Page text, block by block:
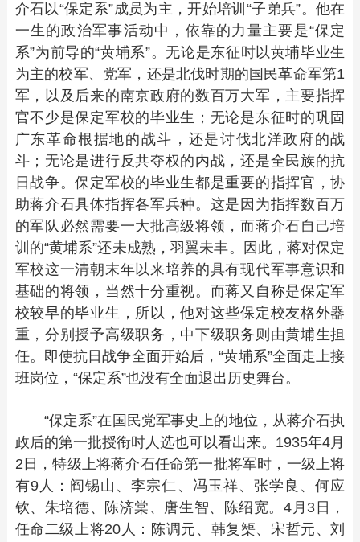
介石以“保定系”成员为主，开始培训“子弟兵”。他在
一生的政治军事活动中，依靠的力量主要是“保定
系”为前导的“黄埔系”。无论是东征时以黄埔毕业生
为主的校军、党军，还是北伐时期的国民革命军第1
军，以及后来的南京政府的数百万大军，主要指挥
官不少是保定军校的毕业生；无论是东征时的巩固
广东革命根据地的战斗，还是讨伐北洋政府的战
斗；无论是进行反共夺权的内战，还是全民族的抗
日战争。保定军校的毕业生都是重要的指挥官，协
助蒋介石具体指挥各军兵种。这是因为指挥数百万
的军队必然需要一大批高级将领，而蒋介石自己培
训的“黄埔系”还未成熟，羽翼未丰。因此，蒋对保定
军校这一清朝末年以来培养的具有现代军事意识和
基础的将领，当然十分重视。而蒋又自称是保定军
校较早的毕业生，所以，他对这些保定校友格外器
重，分别授予高级职务，中下级职务则由黄埔生担
任。即使抗日战争全面开始后，“黄埔系”全面走上接
班岗位，“保定系”也没有全面退出历史舞台。
“保定系”在国民党军事史上的地位，从蒋介石执
政后的第一批授衔时人选也可以看出来。1935年4月
2日，特级上将蒋介石任命第一批将军时，一级上将
有9人：阎锡山、李宗仁、冯玉祥、张学良、何应
钦、朱培德、陈济棠、唐生智、陈绍宽。4月3日，
任命二级上将20人：陈调元、韩复榘、宋哲元、刘